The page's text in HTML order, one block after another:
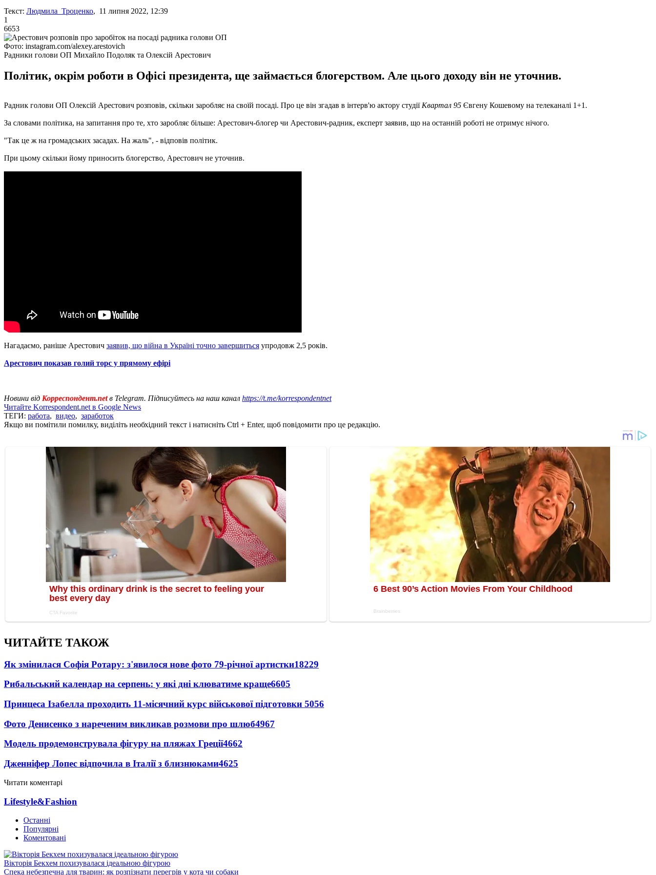
Текст: Людмила Троценко, 11 липня 2022, 12:39
1
6653
Фото: instagram.com/alexey.arestovich
Радники голови ОП Михайло Подоляк та Олексій Арестович
Політик, окрім роботи в Офісі президента, ще займається блогерством. Але цього доходу він не уточнив.
Радник голови ОП Олексій Арестович розповів, скільки заробляє на своїй посаді. Про це він згадав в інтерв'ю актору студії Квартал 95 Євгену Кошевому на телеканалі 1+1.
За словами політика, на запитання про те, хто заробляє більше: Арестович-блогер чи Арестович-радник, експерт заявив, що на останній роботі не отримує нічого.
"Так це ж на громадських засадах. На жаль", - відповів політик.
При цьому скільки йому приносить блогерство, Арестович не уточнив.
Нагадаємо, раніше Арестович заявив, що війна в Україні точно завершиться упродовж 2,5 років.
Арестович показав голий торс у прямому ефірі
Новини від Корреспондент.netв Telegram. Підписуйтесь на наш канал https://t.me/korrespondentnet
Читайте Korrespondent.net в Google News
ТЕГИ: работа, видео, заработок
Якщо ви помітили помилку, виділіть необхідний текст і натисніть Ctrl + Enter, щоб повідомити про це редакцію.
ЧИТАЙТЕ ТАКОЖ
Як змінилася Софія Ротару: з'явилося нове фото 79-річної артистки18229
Рибальський календар на серпень: у які дні клюватиме краще6605
Принцеса Ізабелла проходить 11-місячний курс військової підготовки 5056
Фото Денисенко з нареченим викликав розмови про шлюб4967
Модель продемонструвала фігуру на пляжах Греції4662
Дженніфер Лопес відпочила в Італії з близнюками4625
Читати коментарі
Lifestyle&Fashion
Останні
Популярні
Коментовані
Вікторія Бекхем похизувалася ідеальною фігурою
Спека небезпечна для тварин: як розпізнати перегрів у кота чи собаки